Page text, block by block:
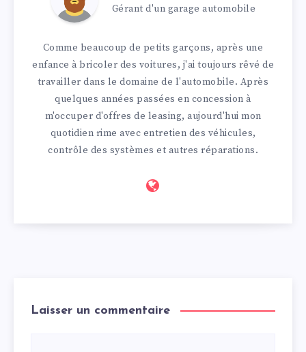
Gérant d'un garage automobile
Comme beaucoup de petits garçons, après une
enfance à bricoler des voitures, j'ai toujours rêvé de
travailler dans le domaine de l'automobile. Après
quelques années passées en concession à
m'occuper d'offres de leasing, aujourd'hui mon
quotidien rime avec entretien des véhicules,
contrôle des systèmes et autres réparations.
Laisser un commentaire